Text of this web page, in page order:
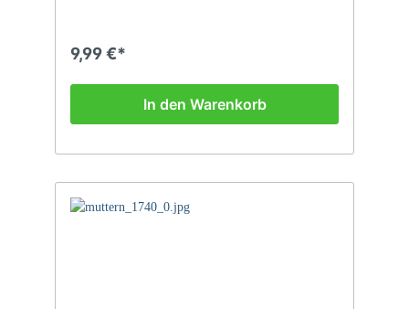
9,99 €*
In den Warenkorb